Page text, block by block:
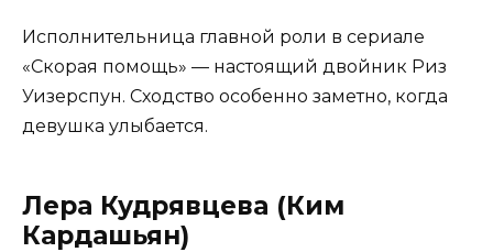
Исполнительница главной роли в сериале
«Скорая помощь» — настоящий двойник Риз
Уизерспун. Сходство особенно заметно, когда
девушка улыбается.
Лера Кудрявцева (Ким
Кардашьян)